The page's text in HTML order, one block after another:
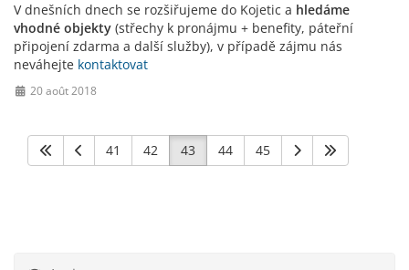
V dnešních dnech se rozšiřujeme do Kojetic a hledáme
vhodné objekty (střechy k pronájmu + benefity, páteřní
připojení zdarma a další služby), v případě zájmu nás
neváhejte kontaktovat
20 août 2018
41 42 43 44 45